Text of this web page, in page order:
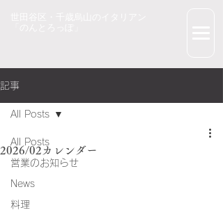
記事
All Posts
営業のお知らせ
News
料理
All Posts
2026/02カレンダー